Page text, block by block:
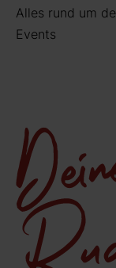
Alles rund um
Events